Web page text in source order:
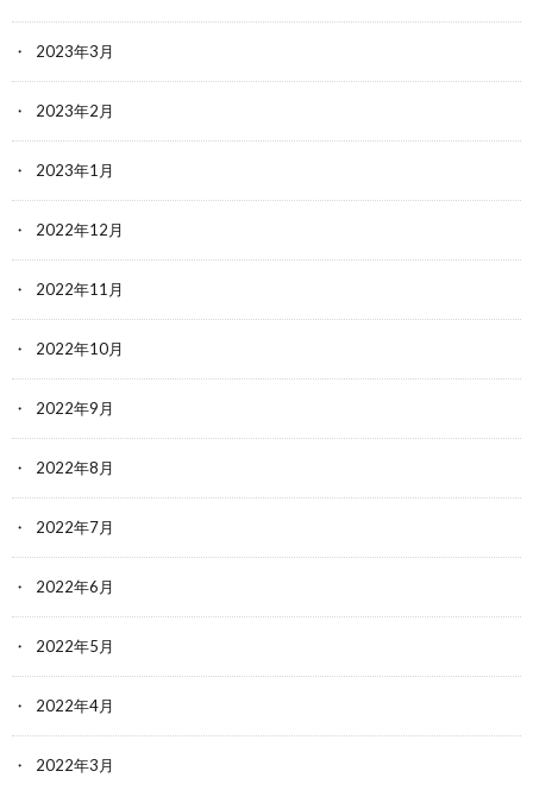
2023年3月
2023年2月
2023年1月
2022年12月
2022年11月
2022年10月
2022年9月
2022年8月
2022年7月
2022年6月
2022年5月
2022年4月
2022年3月